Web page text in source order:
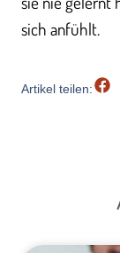
sich anfühlt.
Artikel teilen: